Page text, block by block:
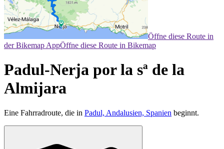
Öffne diese Route in
der Bikemap AppÖffne diese Route in Bikemap
Padul-Nerja por la sª de la
Almijara
Eine Fahrradroute, die in Padul, Andalusien, Spanien beginnt.